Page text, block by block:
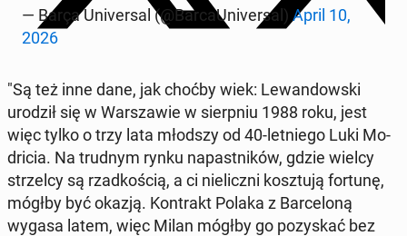
— Barça Uni­ver­sal (@Bar­caU­ni­ver­sal) April 10,
2026
"Są też inne dane, jak choćby wiek: Le­wan­dow­ski
urodził się w War­sza­wie w sierp­niu 1988 roku, jest
więc tylko o trzy lata młodszy od 40-let­nie­go Luki Mo­
dri­cia. Na trudnym rynku na­past­ni­ków, gdzie wielcy
strzel­cy są rzad­ko­ścią, a ci nie­licz­ni kosz­tu­ją fortunę,
mógłby być okazją. Kon­trakt Polaka z Bar­ce­lo­ną
wygasa latem, więc Milan mógłby go po­zy­skać bez